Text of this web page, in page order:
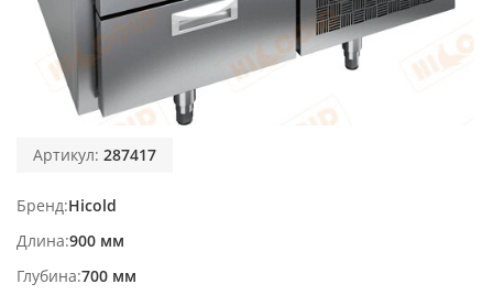
Артикул: 287417
Бренд Hicold
Длина 900 мм
Глубина 700 мм